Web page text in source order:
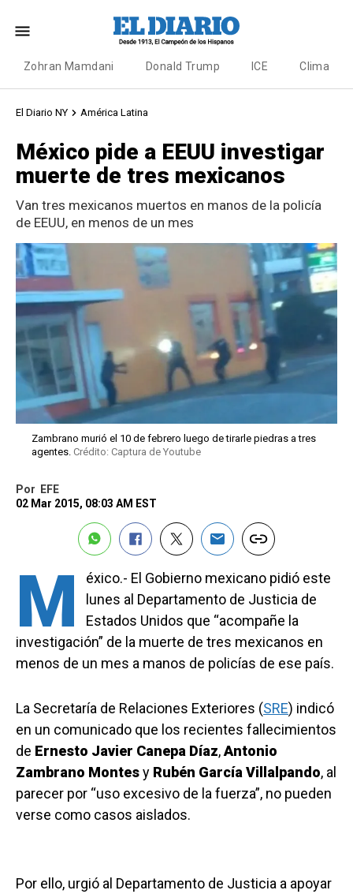
Zohran Mamdani Donald Trump ICE Clima
El Diario NY América Latina
México pide a EEUU investigar
muerte de tres mexicanos
Van tres mexicanos muertos en manos de la policía
de EEUU, en menos de un mes
Zambrano murió el 10 de febrero luego de tirarle piedras a tres
agentes. Crédito: Captura de Youtube
Por
EFE
02 Mar 2015, 08:03 AM EST
M
éxico.- El Gobierno mexicano pidió este
lunes al Departamento de Justicia de
Estados Unidos que “acompañe la
investigación” de la muerte de tres mexicanos en
menos de un mes a manos de policías de ese país.
La Secretaría de Relaciones Exteriores (SRE) indicó
en un comunicado que los recientes fallecimientos
de Ernesto Javier Canepa Díaz,Antonio
Zambrano Montesy Rubén García Villalpando, al
parecer por “uso excesivo de la fuerza”, no pueden
verse como casos aislados.
Por ello, urgió al Departamento de Justicia a apoyar